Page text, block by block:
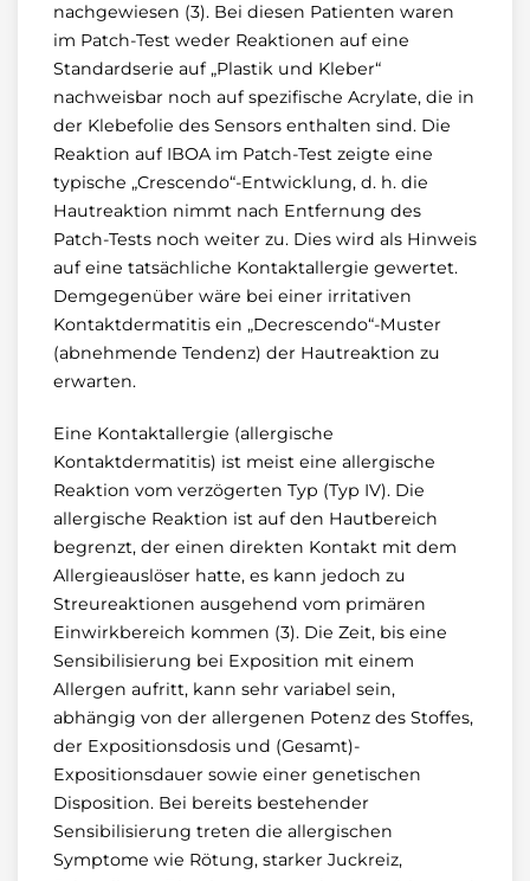
nachgewiesen (3). Bei diesen Patienten waren
im Patch-Test weder Reaktionen auf eine
Standardserie auf „Plastik und Kleber“
nachweisbar noch auf spezifische Acrylate, die in
der Klebefolie des Sensors enthalten sind. Die
Reaktion auf IBOA im Patch-Test zeigte eine
typische „Crescendo“-Entwicklung, d. h. die
Hautreaktion nimmt nach Entfernung des
Patch-Tests noch weiter zu. Dies wird als Hinweis
auf eine tatsächliche Kontaktallergie gewertet.
Demgegenüber wäre bei einer irritativen
Kontaktdermatitis ein „Decrescendo“-Muster
(abnehmende Tendenz) der Hautreaktion zu
erwarten.
Eine Kontaktallergie (allergische
Kontaktdermatitis) ist meist eine allergische
Reaktion vom verzögerten Typ (Typ IV). Die
allergische Reaktion ist auf den Hautbereich
begrenzt, der einen direkten Kontakt mit dem
Allergieauslöser hatte, es kann jedoch zu
Streureaktionen ausgehend vom primären
Einwirkbereich kommen (3). Die Zeit, bis eine
Sensibilisierung bei Exposition mit einem
Allergen aufritt, kann sehr variabel sein,
abhängig von der allergenen Potenz des Stoffes,
der Expositionsdosis und (Gesamt)-
Expositionsdauer sowie einer genetischen
Disposition. Bei bereits bestehender
Sensibilisierung treten die allergischen
Symptome wie Rötung, starker Juckreiz,